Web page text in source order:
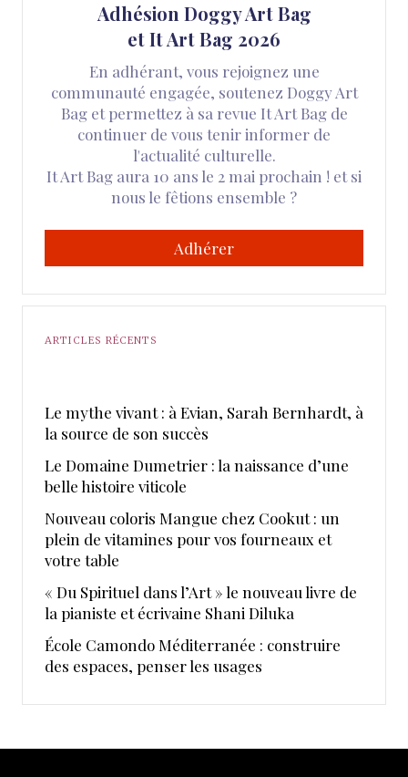
Adhésion Doggy Art Bag
et It Art Bag 2026
En adhérant, vous rejoignez une
communauté engagée, soutenez Doggy Art
Bag et permettez à sa revue It Art Bag de
continuer de vous tenir informer de
l'actualité culturelle.
It Art Bag aura 10 ans le 2 mai prochain ! et si
nous le fêtions ensemble ?
Adhérer
ARTICLES RÉCENTS
Le mythe vivant : à Evian, Sarah Bernhardt, à
la source de son succès
Le Domaine Dumetrier : la naissance d’une
belle histoire viticole
Nouveau coloris Mangue chez Cookut : un
plein de vitamines pour vos fourneaux et
votre table
« Du Spirituel dans l’Art » le nouveau livre de
la pianiste et écrivaine Shani Diluka
École Camondo Méditerranée : construire
des espaces, penser les usages